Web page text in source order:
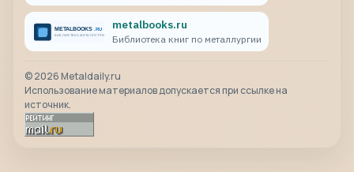
metalbooks.ru
Библиотека книг по металлургии
©2026 Metaldaily.ru
Использование материалов допускается при ссылке на
источник.